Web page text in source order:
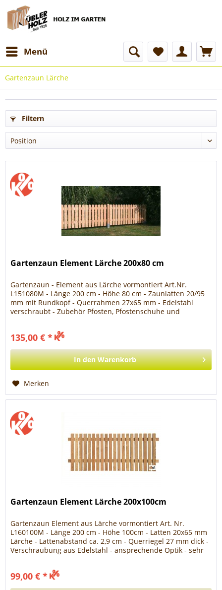
Menü
Gartenzaun Lärche
Filtern
Gartenzaun Element Lärche 200x80 cm
Gartenzaun - Element aus Lärche vormontiert Art.Nr.
L151080M - Länge 200 cm - Höhe 80 cm - Zaunlatten 20/95
mm mit Rundkopf - Querrahmen 27x65 mm - Edelstahl
verschraubt - Zubehör Pfosten, Pfostenschuhe und
135,00 € *
In den Warenkorb
Merken
Gartenzaun Element Lärche 200x100cm
Gartenzaun Element aus Lärche vormontiert Art. Nr.
L160100M - Länge 200 cm - Höhe 100cm - Latten 20x65 mm
Lärche - Lattenabstand ca. 2,9 cm - Querriegel 27 mm dick -
Verschraubung aus Edelstahl - ansprechende Optik - sehr
99,00 € *